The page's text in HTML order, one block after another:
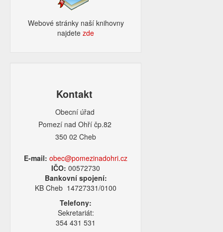
Webové stránky naší knihovny
najdetezde​
Kontakt
Obecní úřad
Pomezí nad Ohří čp.82
350 02 Cheb
E-mail: obec@pomezinadohri.cz
IČO:00572730
Bankovní spojení:
KB Cheb 14727331/0100
Telefony:
Sekretariát:
354 431 531